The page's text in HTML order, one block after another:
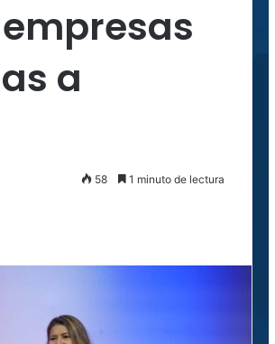
a
58 1 minuto de lectura